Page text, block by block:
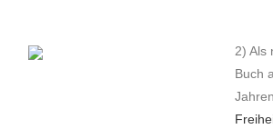
2) Als
Buch